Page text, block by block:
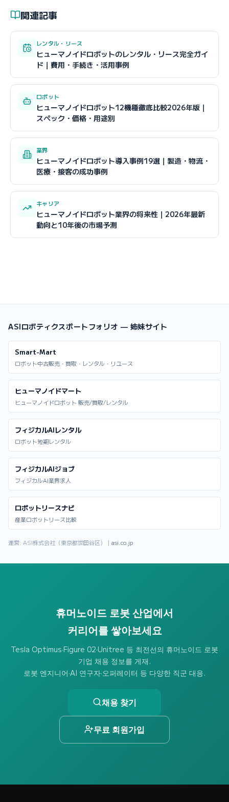
関連記事
レンタル・リース
ヒューマノイドロボットのレンタル・リース完全ガイ
ド｜費用・手続き・活用事例
ロボット
ヒューマノイドロボット12機種徹底比較2026年版｜
スペック・価格・用途別
業界
ヒューマノイドロボット導入事例19選｜製造・物流・
医療・接客の成功事例
キャリア
ヒューマノイドロボット業界の将来性｜2026年最新
動向と10年後の市場予測
ASIロボティクスポートフォリオ — 姉妹サイト
Smart-Mart
ロボット中古販売・買取・レンタル・リユース
ヒューマノイドマート
ヒューマノイドロボット 販売/買取/レンタル
フィジカルAIレンタル
ロボット短期レンタル
フィジカルAIジョブ
フィジカルAI業界求人
ロボットリースナビ
産業ロボットリース比較
運営: ASI株式会社（東京都世田谷区）｜ asi.co.jp
휴머노이드 로봇 산업에서
커리어를 쌓아보세요
Tesla Optimus·Figure 02·Unitree 등 최전선의 휴머노이드 로봇
기업 채용 정보를 게재.
로봇 엔지니어·AI 연구자·오퍼레이터 등 다양한 직군 대응.
채용 찾기
무료 회원가입